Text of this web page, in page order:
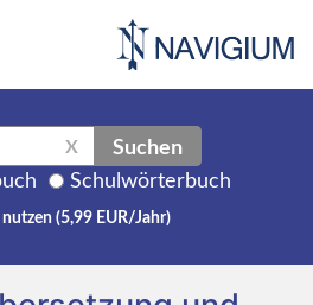
X Suchen
Schulwörterbuch
(5,99 EUR/Jahr)